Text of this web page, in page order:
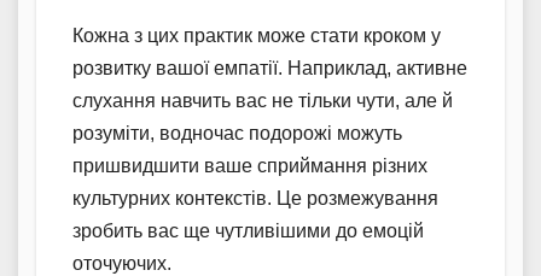
Кожна з цих практик може стати кроком у
розвитку вашої емпатії. Наприклад, активне
слухання навчить вас не тільки чути, але й
розуміти, водночас подорожі можуть
пришвидшити ваше сприймання різних
культурних контекстів. Це розмежування
зробить вас ще чутливішими до емоцій
оточуючих.